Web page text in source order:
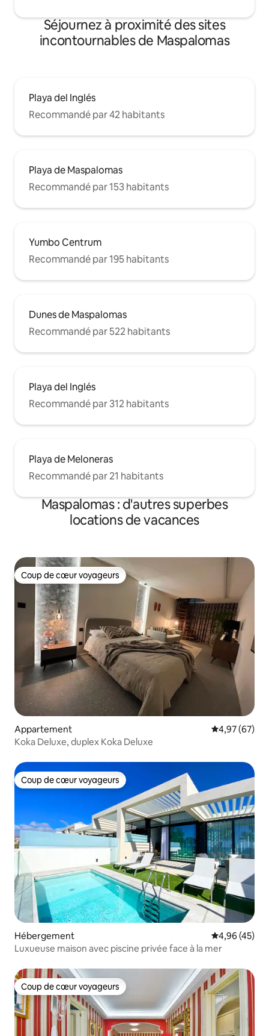
Séjournez à proximité des sites
incontournables de Maspalomas
Playa del Inglés
Recommandé par 42 habitants
Playa de Maspalomas
Recommandé par 153 habitants
Yumbo Centrum
Recommandé par 195 habitants
Dunes de Maspalomas
Recommandé par 522 habitants
Playa del Inglés
Recommandé par 312 habitants
Playa de Meloneras
Recommandé par 21 habitants
Maspalomas : d'autres superbes
locations de vacances
Coup de cœur voyageurs
Coup de cœur voyageurs
Appartement Évaluation
4,97 (67)
Koka Deluxe, duplex Koka Deluxe
Coup de cœur voyageurs
Coup de cœur voyageurs
Hébergement Évaluation
4,96 (45)
Luxueuse maison avec piscine privée face à la mer
Coup de cœur voyageurs
Coup de cœur voyageurs